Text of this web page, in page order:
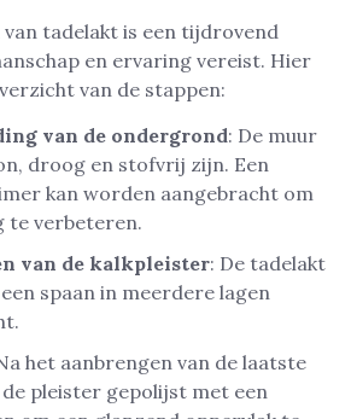
tadelakt is een tijdrovend
en ervaring vereist. Hier
van de stappen:
van de ondergrond: De muur
droog en stofvrij zijn. Een
kan worden aangebracht om
te verbeteren.
van de kalkpleister: De tadelakt
spaan in meerdere lagen
het aanbrengen van de laatste
pleister gepolijst met een